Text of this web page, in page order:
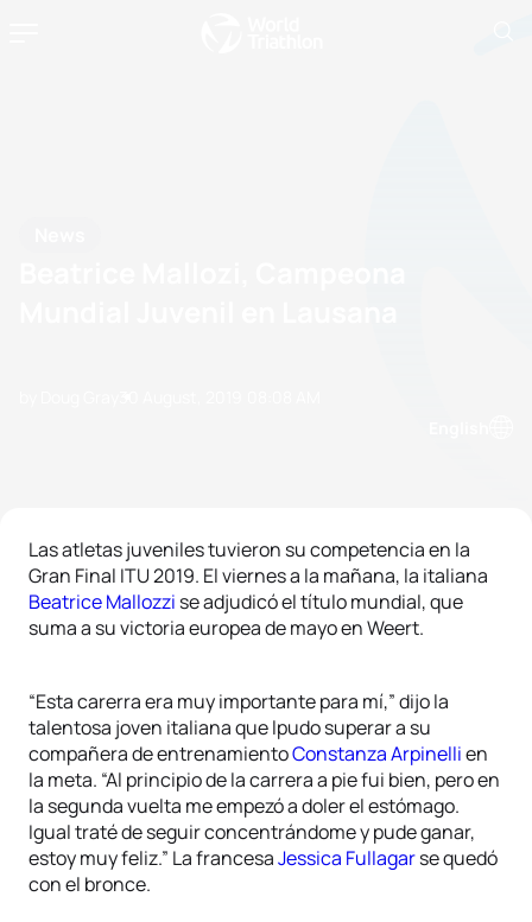
Las atletas juveniles tuvieron su competencia en la
Gran Final ITU 2019. El viernes a la mañana, la italiana
Beatrice Mallozzi se adjudicó el título mundial, que
suma a su victoria europea de mayo en Weert.
“Esta carerra era muy importante para mí,” dijo la
talentosa joven italiana que lpudo superar a su
compañera de entrenamientoConstanza Arpinellien
la meta. “Al principio de la carrera a pie fui bien, pero en
la segunda vuelta me empezó a doler el estómago.
Igual traté de seguir concentrándome y pude ganar,
estoy muy feliz.” La francesaJessica Fullagarse quedó
con el bronce.